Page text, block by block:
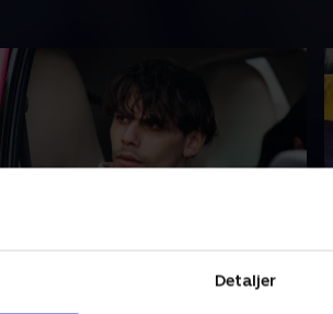
Detaljer
at gøre det rigtige risikerer Rosa